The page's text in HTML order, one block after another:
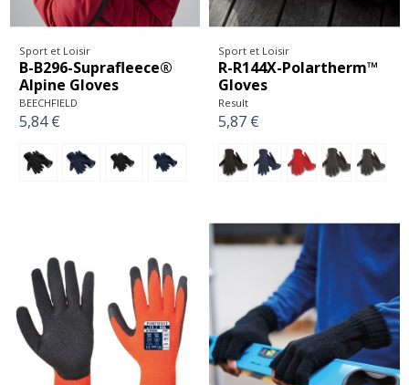
Sport et Loisir
B-B296-Suprafleece®
Alpine Gloves
BEECHFIELD
5,84 €
Sport et Loisir
R-R144X-Polartherm™
Gloves
Result
5,87 €